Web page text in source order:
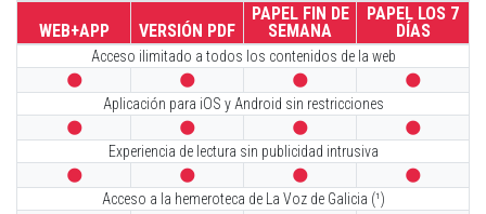
WEB+APP VERSIÓN PDF
PAPEL FIN DE
SEMANA
PAPEL LOS 7
DÍAS
Acceso ilimitado a todos los contenidos de la web
   
Aplicación para iOS y Android sin restricciones
   
Experiencia de lectura sin publicidad intrusiva
   
Acceso a la hemeroteca de La Voz de Galicia (¹)